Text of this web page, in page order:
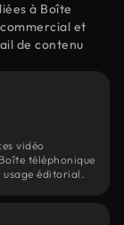
à Boîte
et
de contenu
vidéo
téléphonique
éditorial.